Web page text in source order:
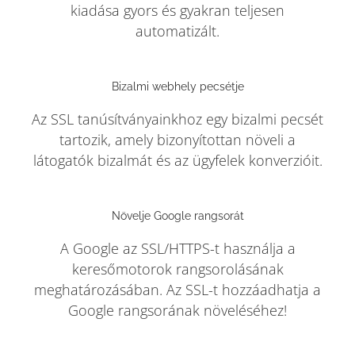
kiadása gyors és gyakran teljesen
automatizált.
Bizalmi webhely pecsétje
Az SSL tanúsítványainkhoz egy bizalmi pecsét
tartozik, amely bizonyítottan növeli a
látogatók bizalmát és az ügyfelek konverzióit.
Növelje Google rangsorát
A Google az SSL/HTTPS-t használja a
keresőmotorok rangsorolásának
meghatározásában. Az SSL-t hozzáadhatja a
Google rangsorának növeléséhez!